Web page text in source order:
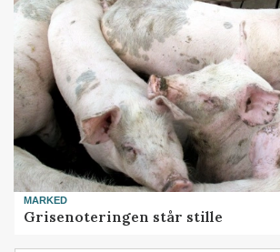
MARKED
Grisenoteringen står stille